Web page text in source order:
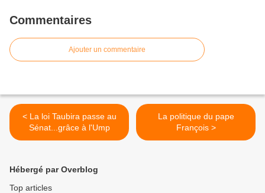
Commentaires
Ajouter un commentaire
< La loi Taubira passe au
Sénat...grâce à l'Ump
La politique du pape
François >
Hébergé par Overblog
Top articles